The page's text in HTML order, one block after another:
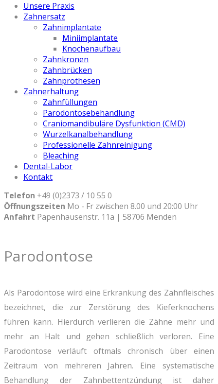
Unsere Praxis
Zahnersatz
Zahnimplantate
Miniimplantate
Knochenaufbau
Zahnkronen
Zahnbrücken
Zahnprothesen
Zahnerhaltung
Zahnfüllungen
Parodontosebehandlung
Craniomandibuläre Dysfunktion (CMD)
Wurzelkanalbehandlung
Professionelle Zahnreinigung
Bleaching
Dental-Labor
Kontakt
Telefon +49 (0)2373 / 10 55 0
Öffnungszeiten Mo - Fr zwischen 8.00 und 20:00 Uhr
Anfahrt Papenhausenstr. 11a | 58706 Menden
Parodontose
Als Parodontose wird eine Erkrankung des Zahnfleisches
bezeichnet, die zur Zerstörung des Kieferknochens
führen kann. Hierdurch verlieren die Zähne mehr und
mehr an Halt und gehen schließlich verloren. Eine
Parodontose verläuft oftmals chronisch über einen
Zeitraum von mehreren Jahren. Eine systematische
Behandlung der Zahnbettentzündung ist daher